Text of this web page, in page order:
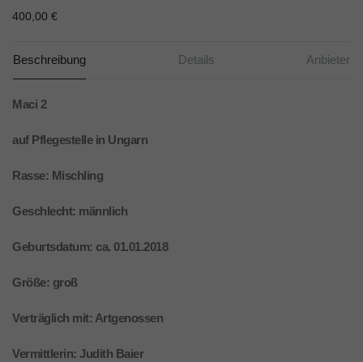
400,00 €
Beschreibung Details Anbieter
Maci 2
auf Pflegestelle in Ungarn
Rasse: Mischling
Geschlecht: männlich
Geburtsdatum: ca. 01.01.2018
Größe: groß
Verträglich mit: Artgenossen
Vermittlerin: Judith Baier